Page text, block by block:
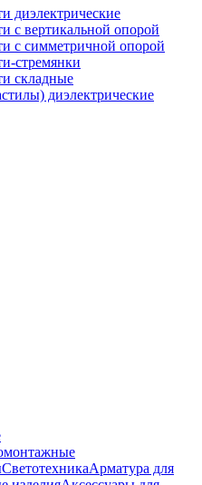
диэлектрические
с вертикальной опорой
с симметричной опорой
стремянки
складные
диэлектрические
СветотехникаАрматура для